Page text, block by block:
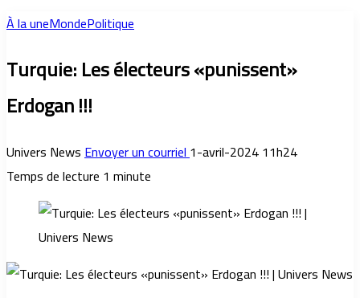
À la uneMondePolitique
Turquie: Les électeurs «punissent»
Erdogan !!!
Univers NewsEnvoyer un courriel1-avril-2024 11h24
Temps de lecture 1 minute